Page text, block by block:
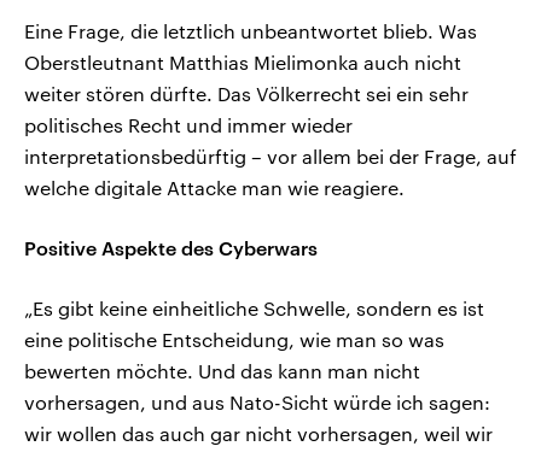
Eine Frage, die letztlich unbeantwortet blieb. Was
Oberstleutnant Matthias Mielimonka auch nicht
weiter stören dürfte. Das Völkerrecht sei ein sehr
politisches Recht und immer wieder
interpretationsbedürftig – vor allem bei der Frage, auf
welche digitale Attacke man wie reagiere.
Positive Aspekte des Cyberwars
„Es gibt keine einheitliche Schwelle, sondern es ist
eine politische Entscheidung, wie man so was
bewerten möchte. Und das kann man nicht
vorhersagen, und aus Nato-Sicht würde ich sagen:
wir wollen das auch gar nicht vorhersagen, weil wir